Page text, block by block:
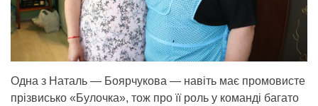
Одна з Наталь — Боярчукова — навіть має промовисте
прізвисько «Булочка», тож про її роль у команді багато